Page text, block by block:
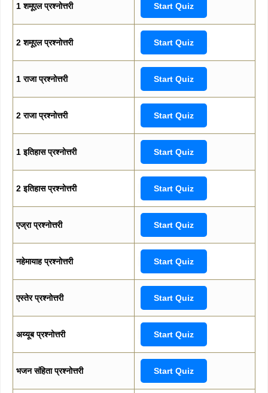
1 शमूएल प्रश्नोत्तरी Start Quiz
2 शमूएल प्रश्नोत्तरी Start Quiz
1 राजा प्रश्नोत्तरी Start Quiz
2 राजा प्रश्नोत्तरी Start Quiz
1 इतिहास प्रश्नोत्तरी Start Quiz
2 इतिहास प्रश्नोत्तरी Start Quiz
एज्रा प्रश्नोत्तरी Start Quiz
नहेमायाह प्रश्नोत्तरी Start Quiz
एस्तेर प्रश्नोत्तरी Start Quiz
अय्यूब प्रश्नोत्तरी Start Quiz
भजन संहिता प्रश्नोत्तरी Start Quiz